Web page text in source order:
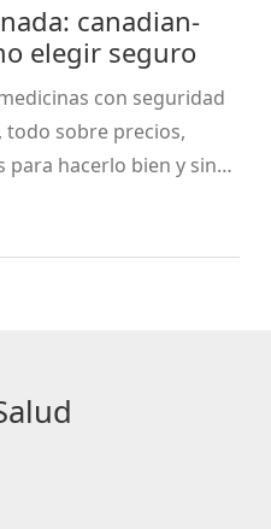
canadian-
elegir seguro
con seguridad
todo sobre precios,
para hacerlo bien y sin